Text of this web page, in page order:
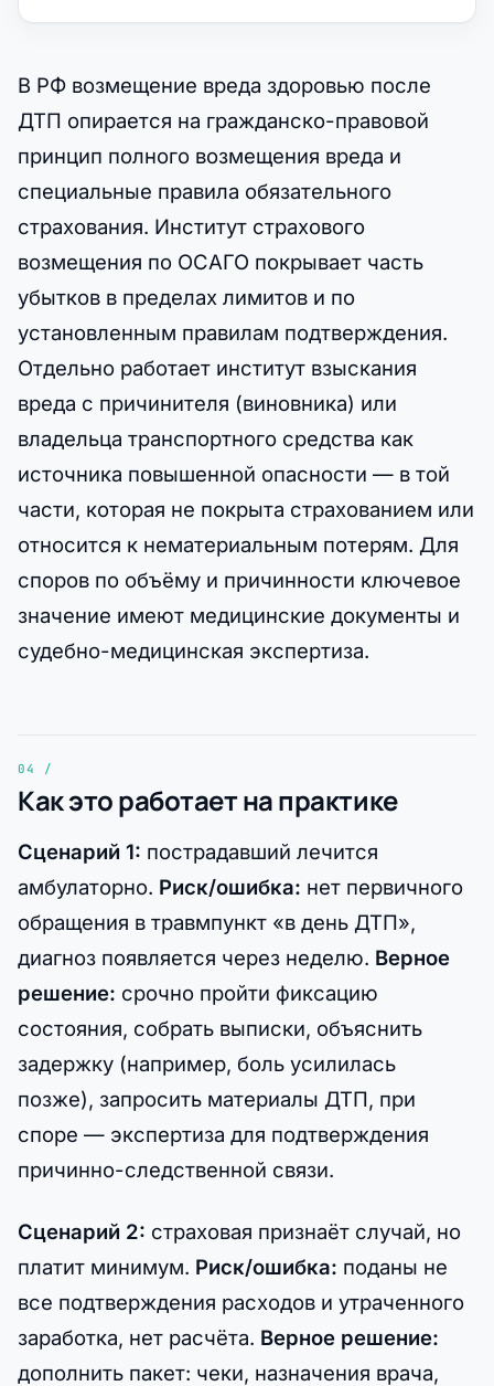
В РФ возмещение вреда здоровью после
ДТП опирается на гражданско-правовой
принцип полного возмещения вреда и
специальные правила обязательного
страхования. Институт страхового
возмещения по ОСАГО покрывает часть
убытков в пределах лимитов и по
установленным правилам подтверждения.
Отдельно работает институт взыскания
вреда с причинителя (виновника) или
владельца транспортного средства как
источника повышенной опасности — в той
части, которая не покрыта страхованием или
относится к нематериальным потерям. Для
споров по объёму и причинности ключевое
значение имеют медицинские документы и
судебно-медицинская экспертиза.
Как это работает на практике
Сценарий 1: пострадавший лечится
амбулаторно. Риск/ошибка: нет первичного
обращения в травмпункт «в день ДТП»,
диагноз появляется через неделю. Верное
решение: срочно пройти фиксацию
состояния, собрать выписки, объяснить
задержку (например, боль усилилась
позже), запросить материалы ДТП, при
споре — экспертиза для подтверждения
причинно-следственной связи.
Сценарий 2: страховая признаёт случай, но
платит минимум. Риск/ошибка: поданы не
все подтверждения расходов и утраченного
заработка, нет расчёта. Верное решение:
дополнить пакет: чеки, назначения врача,